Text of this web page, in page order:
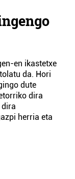
en ikastetxe
da. Hori
dute
dira
herria eta